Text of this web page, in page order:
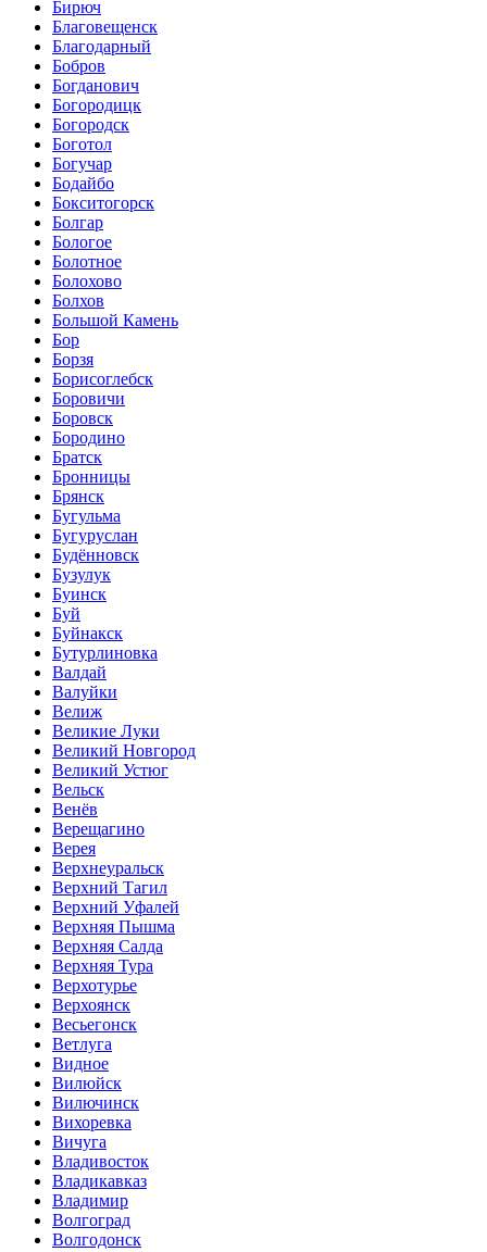
Бирюч
Благовещенск
Благодарный
Бобров
Богданович
Богородицк
Богородск
Боготол
Богучар
Бодайбо
Бокситогорск
Болгар
Бологое
Болотное
Болохово
Болхов
Большой Камень
Бор
Борзя
Борисоглебск
Боровичи
Боровск
Бородино
Братск
Бронницы
Брянск
Бугульма
Бугуруслан
Будённовск
Бузулук
Буинск
Буй
Буйнакск
Бутурлиновка
Валдай
Валуйки
Велиж
Великие Луки
Великий Новгород
Великий Устюг
Вельск
Венёв
Верещагино
Верея
Верхнеуральск
Верхний Тагил
Верхний Уфалей
Верхняя Пышма
Верхняя Салда
Верхняя Тура
Верхотурье
Верхоянск
Весьегонск
Ветлуга
Видное
Вилюйск
Вилючинск
Вихоревка
Вичуга
Владивосток
Владикавказ
Владимир
Волгоград
Волгодонск